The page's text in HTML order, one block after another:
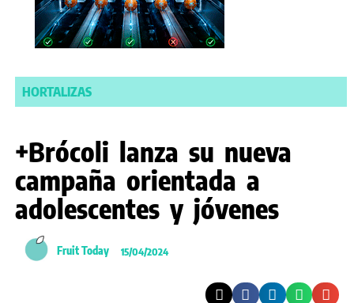
HORTALIZAS
+Brócoli lanza su nueva
campaña orientada a
adolescentes y jóvenes
Fruit Today 15/04/2024